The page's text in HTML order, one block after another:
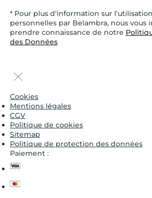
* Pour plus d'information sur
personnelles par Belambra, nous vous
prendre connaissance de notre
des Données
Cookies
Mentions légales
CGV
Politique de cookies
Sitemap
Politique de protection des données
Paiement :
visa
master